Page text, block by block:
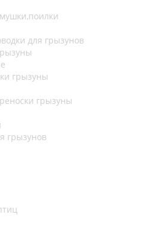
для грызунов
грызуны
грызуны
грызунов